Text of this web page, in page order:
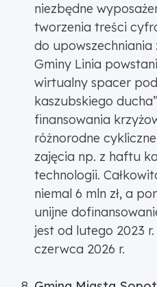
niezbędne
tworzenia treści
do
Gminy Linia
wirtualny spacer pod
kaszubskiego
finansowania
różnorodne
zajęcia np. z haftu
technologii.
niemal 6 mln zł, a
unijne
jest od lutego 2023
czerwca 2026 r.